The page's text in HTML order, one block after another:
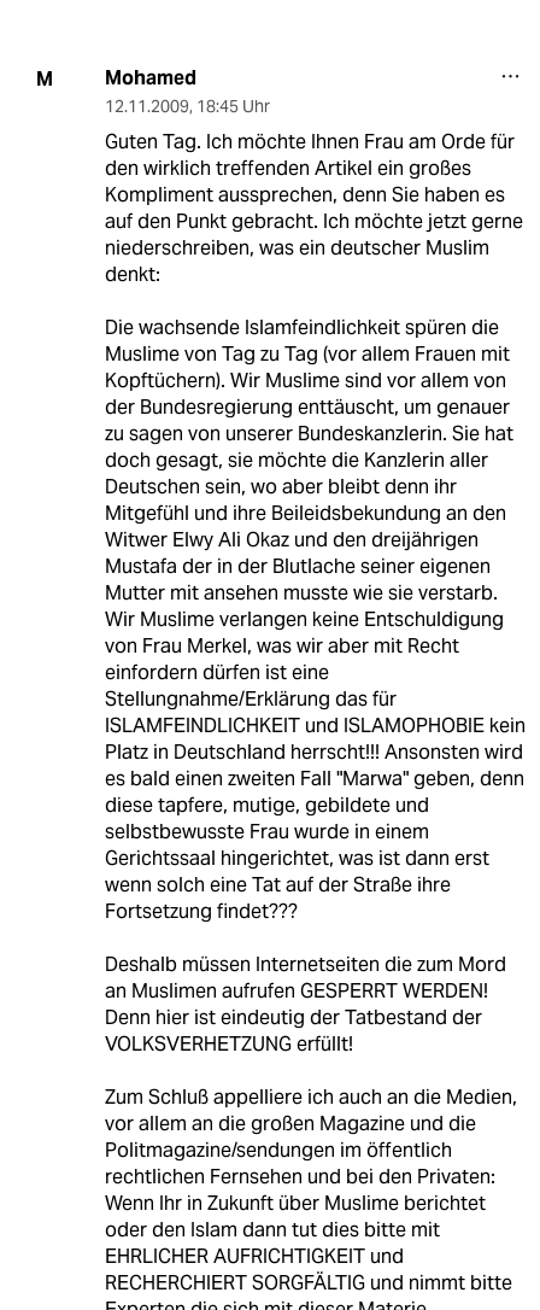
M Mohamed
12.11.2009, 18:45 Uhr
Guten Tag. Ich möchte Ihnen Frau am Orde für
den wirklich treffenden Artikel ein großes
Kompliment aussprechen, denn Sie haben es
auf den Punkt gebracht. Ich möchte jetzt gerne
niederschreiben, was ein deutscher Muslim
denkt:
Die wachsende Islamfeindlichkeit spüren die
Muslime von Tag zu Tag (vor allem Frauen mit
Kopftüchern). Wir Muslime sind vor allem von
der Bundesregierung enttäuscht, um genauer
zu sagen von unserer Bundeskanzlerin. Sie hat
doch gesagt, sie möchte die Kanzlerin aller
Deutschen sein, wo aber bleibt denn ihr
Mitgefühl und ihre Beileidsbekundung an den
Witwer Elwy Ali Okaz und den dreijährigen
Mustafa der in der Blutlache seiner eigenen
Mutter mit ansehen musste wie sie verstarb.
Wir Muslime verlangen keine Entschuldigung
von Frau Merkel, was wir aber mit Recht
einfordern dürfen ist eine
Stellungnahme/Erklärung das für
ISLAMFEINDLICHKEIT und ISLAMOPHOBIE kein
Platz in Deutschland herrscht!!! Ansonsten wird
es bald einen zweiten Fall "Marwa" geben, denn
diese tapfere, mutige, gebildete und
selbstbewusste Frau wurde in einem
Gerichtssaal hingerichtet, was ist dann erst
wenn solch eine Tat auf der Straße ihre
Fortsetzung findet???
Deshalb müssen Internetseiten die zum Mord
an Muslimen aufrufen GESPERRT WERDEN!
Denn hier ist eindeutig der Tatbestand der
VOLKSVERHETZUNG erfüllt!
Zum Schluß appelliere ich auch an die Medien,
vor allem an die großen Magazine und die
Politmagazine/sendungen im öffentlich
rechtlichen Fernsehen und bei den Privaten:
Wenn Ihr in Zukunft über Muslime berichtet
oder den Islam dann tut dies bitte mit
EHRLICHER AUFRICHTIGKEIT und
RECHERCHIERT SORGFÄLTIG und nimmt bitte